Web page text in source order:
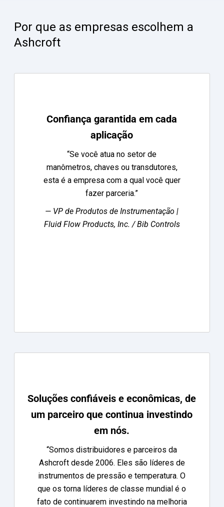
Por que as empresas escolhem a
Ashcroft
Confiança garantida em cada
aplicação
“Se você atua no setor de
manômetros, chaves ou transdutores,
esta é a empresa com a qual você quer
fazer parceria.”
— VP de Produtos de Instrumentação |
Fluid Flow Products, Inc. / Bib Controls
Soluções confiáveis e econômicas, de
um parceiro que continua investindo
em nós.
“Somos distribuidores e parceiros da
Ashcroft desde 2006. Eles são líderes de
instrumentos de pressão e temperatura. O
que os torna líderes de classe mundial é o
fato de continuarem investindo na melhoria